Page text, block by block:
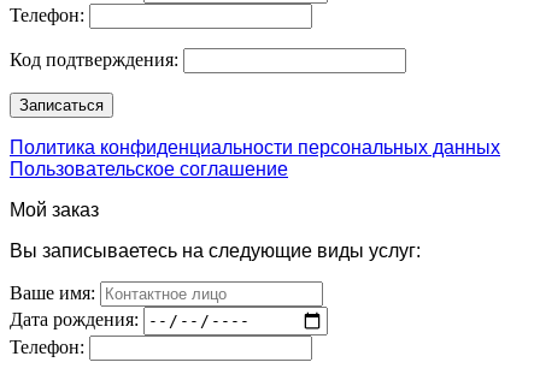
Телефон:
Код подтверждения:
Политика конфиденциальности персональных данных
Пользовательское соглашение
Мой заказ
Вы записываетесь на следующие виды услуг:
Ваше имя:
Дата рождения:
Телефон: